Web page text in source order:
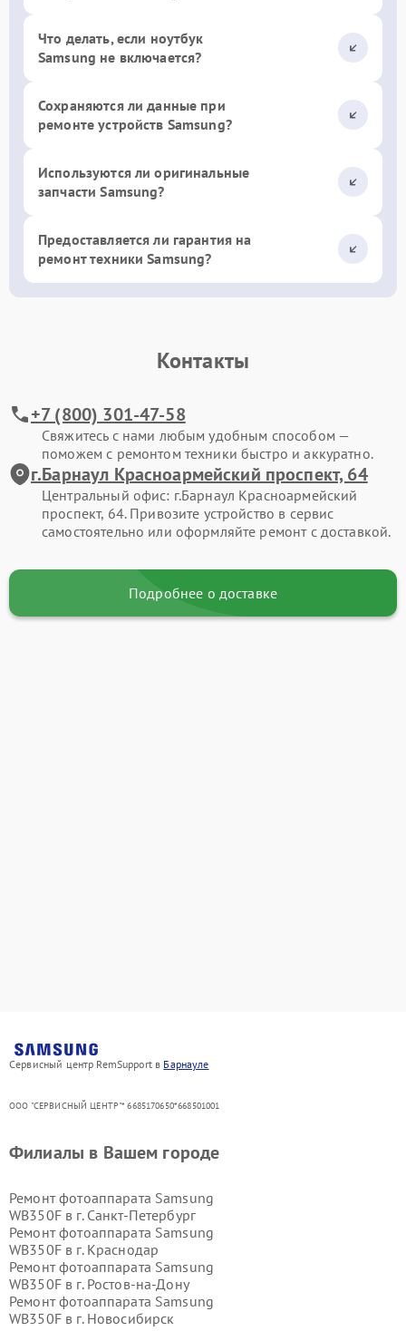
Что делать, если ноутбук
Samsung не включается?
Сохраняются ли данные при
ремонте устройств Samsung?
Используются ли оригинальные
запчасти Samsung?
Предоставляется ли гарантия на
ремонт техники Samsung?
Контакты
+7 (800) 301-47-58
Свяжитесь с нами любым удобным способом —
поможем с ремонтом техники быстро и аккуратно.
г.Барнаул Красноармейский проспект, 64
Центральный офис: г.Барнаул Красноармейский
проспект, 64. Привозите устройство в сервис
самостоятельно или оформляйте ремонт с доставкой.
Подробнее о доставке
Сервисный центр RemSupport в Барнауле
ООО "СЕРВИСНЫЙ ЦЕНТР"* 6685170650*668501001
Филиалы в Вашем городе
Ремонт фотоаппарата Samsung
WB350F в г. Санкт-Петербург
Ремонт фотоаппарата Samsung
WB350F в г. Краснодар
Ремонт фотоаппарата Samsung
WB350F в г. Ростов-на-Дону
Ремонт фотоаппарата Samsung
WB350F в г. Новосибирск